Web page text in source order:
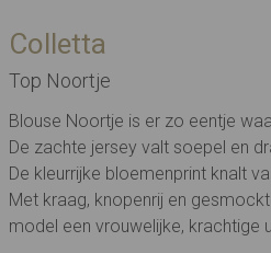
Colletta
Top Noortje
Blouse Noortje is er zo eentje
De zachte jersey valt soepel en
De kleurrijke bloemenprint knalt
Met kraag, knopenrij en
model een vrouwelijke, krachtige